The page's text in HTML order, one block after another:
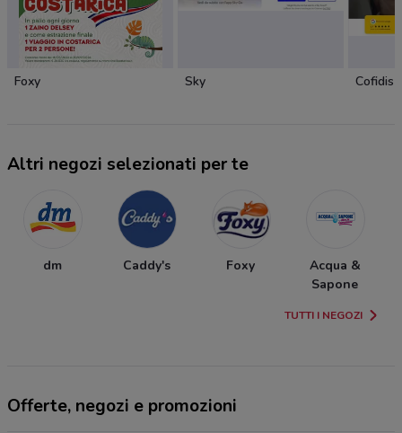
Foxy Sky Cofidis
Altri negozi selezionati per te
dm Caddy's Foxy
Acqua &
Sapone
TUTTI I NEGOZI
Offerte, negozi e promozioni